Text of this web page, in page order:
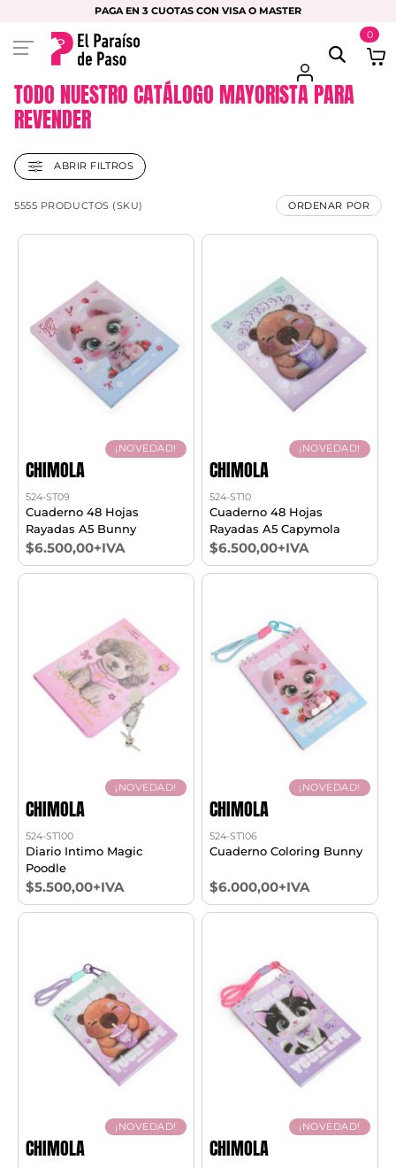
PAGA EN 3 CUOTAS CON VISA O MASTER
0
TODO NUESTRO CATÁLOGO MAYORISTA PARA
REVENDER
ABRIR FILTROS
5555 PRODUCTOS (SKU) ORDENAR POR
¡NOVEDAD!
CHIMOLA
524-ST09
Cuaderno 48 Hojas
Rayadas A5 Bunny
$6.500,00+IVA
¡NOVEDAD!
CHIMOLA
524-ST10
Cuaderno 48 Hojas
Rayadas A5 Capymola
$6.500,00+IVA
¡NOVEDAD!
CHIMOLA
524-ST100
Diario Intimo Magic
Poodle
$5.500,00+IVA
¡NOVEDAD!
CHIMOLA
524-ST106
Cuaderno Coloring Bunny
$6.000,00+IVA
¡NOVEDAD!
CHIMOLA
¡NOVEDAD!
CHIMOLA